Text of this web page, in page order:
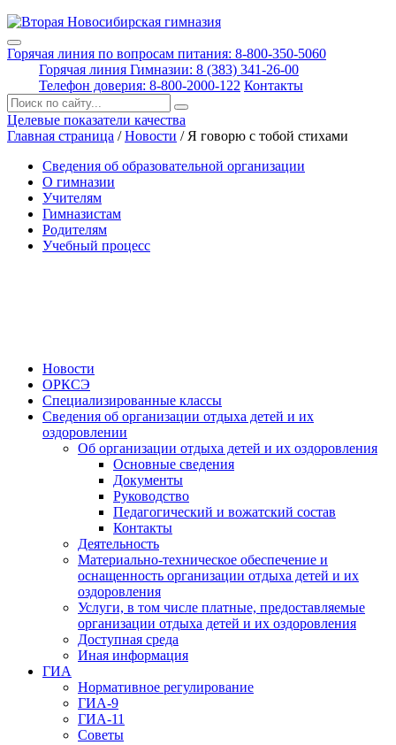
Горячая линия по вопросам питания: 8-800-350-5060
Горячая линия Гимназии: 8 (383) 341-26-00
Телефон доверия: 8-800-2000-122 Контакты
Поиск:
Целевые показатели качества
Главная страница /Новости / Я говорю с тобой стихами
Сведения об образовательной организации
О гимназии
Учителям
Гимназистам
Родителям
Учебный процесс
Новости
ОРКСЭ
Специализированные классы
Сведения об организации отдыха детей и их
оздоровлении
Об организации отдыха детей и их оздоровления
Основные сведения
Документы
Руководство
Педагогический и вожатский состав
Контакты
Деятельность
Материально-техническое обеспечение и
оснащенность организации отдыха детей и их
оздоровления
Услуги, в том числе платные, предоставляемые
организации отдыха детей и их оздоровления
Доступная среда
Иная информация
ГИА
Нормативное регулирование
ГИА-9
ГИА-11
Советы